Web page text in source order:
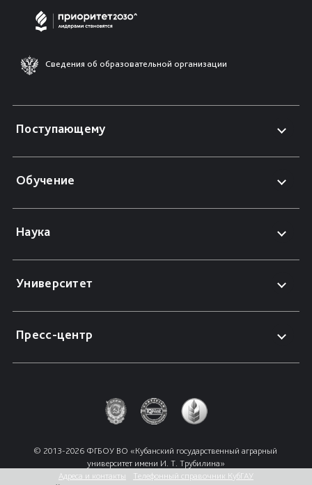
Сведения об образовательной организации
Поступающему
Обучение
Наука
Университет
Пресс-центр
© 2013-2026 ФГБОУ ВО «Кубанский государственный аграрный
университет имени И. Т. Трубилина»
Адреса и контакты
Телефонный справочник КубГАУ